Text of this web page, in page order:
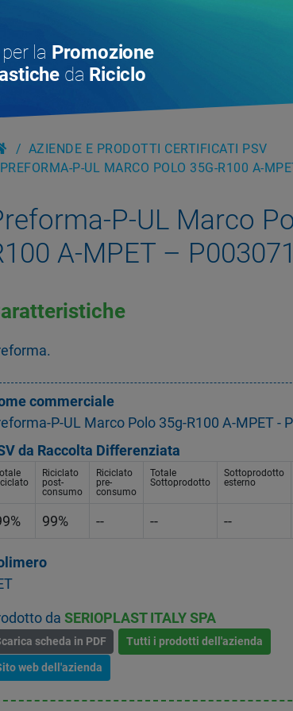
la Promozione
da Riciclo
AZIENDE E PRODOTTI CERTIFICATI PSV
PREFORMA-P-UL MARCO POLO 35G-R100 A-
P-UL Marco
A-MPET –
commerciale
P-UL Marco Polo 35g-R100 A-MPET -
da Raccolta Differenziata
Riciclato
post-
consumo
Riciclato
pre-
consumo
Totale
Sottoprodotto
Sottoprodotto
esterno
99% -- -- --
da SERIOPLAST ITALY SPA
scheda in PDF Tutti i prodotti dell'azienda
web dell'azienda